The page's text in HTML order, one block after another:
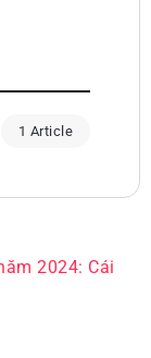
1 Article